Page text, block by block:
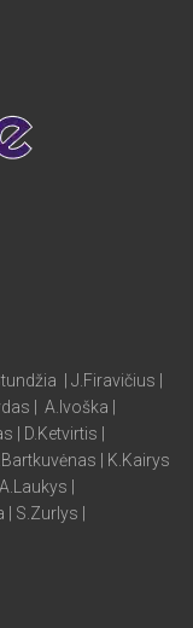
| J.Firavičius |
| A.Ivoška |
| D.Ketvirtis |
| K.Kairys
|
S.Zurlys |